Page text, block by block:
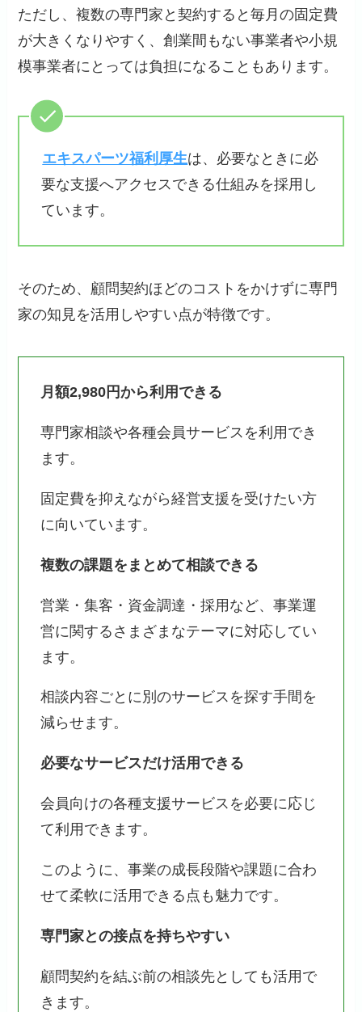
ただし、複数の専門家と契約すると毎月の固定費
が大きくなりやすく、創業間もない事業者や小規
模事業者にとっては負担になることもあります。
エキスパーツ福利厚生は、必要なときに必
要な支援へアクセスできる仕組みを採用し
ています。
そのため、顧問契約ほどのコストをかけずに専門
家の知見を活用しやすい点が特徴です。
月額2,980円から利用できる
専門家相談や各種会員サービスを利用でき
ます。
固定費を抑えながら経営支援を受けたい方
に向いています。
複数の課題をまとめて相談できる
営業・集客・資金調達・採用など、事業運
営に関するさまざまなテーマに対応してい
ます。
相談内容ごとに別のサービスを探す手間を
減らせます。
必要なサービスだけ活用できる
会員向けの各種支援サービスを必要に応じ
て利用できます。
このように、事業の成長段階や課題に合わ
せて柔軟に活用できる点も魅力です。
専門家との接点を持ちやすい
顧問契約を結ぶ前の相談先としても活用で
きます。